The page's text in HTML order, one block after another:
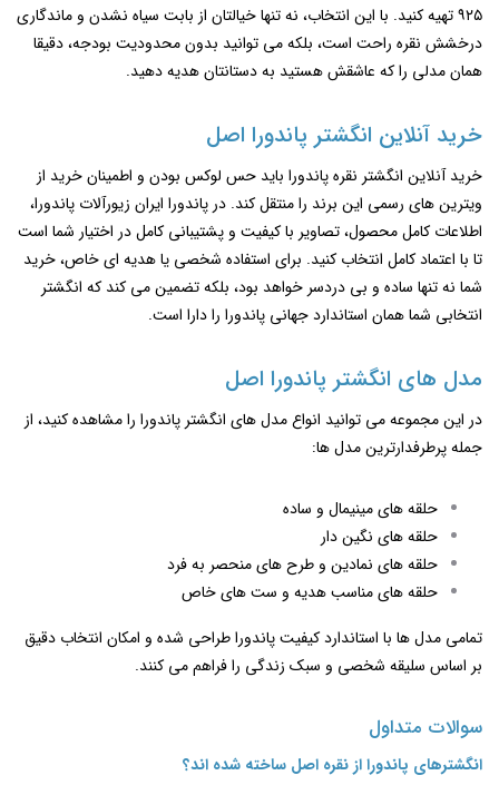
۹۲۵ تهیه کنید. با این انتخاب، نه‌ تنها خیالتان از بابت سیاه نشدن و ماندگاری
درخشش نقره راحت است، بلکه می‌ توانید بدون محدودیت بودجه، دقیقا
همان مدلی را که عاشقش هستید به دستانتان هدیه دهید.
خرید آنلاین انگشتر پاندورا اصل
خرید آنلاین انگشتر نقره پاندورا باید حس لوکس بودن و اطمینان خرید از
ویترین ‌های رسمی این برند را منتقل کند. در پاندورا ایران زیورآلات پاندورا،
اطلاعات کامل محصول، تصاویر با کیفیت و پشتیبانی کامل در اختیار شما است
تا با اعتماد کامل انتخاب کنید. برای استفاده شخصی یا هدیه‌ ای خاص، خرید
شما نه تنها ساده و بی ‌دردسر خواهد بود، بلکه تضمین می ‌کند که انگشتر
انتخابی شما همان استاندارد جهانی پاندورا را دارا است.
مدل‌ های انگشتر پاندورا اصل
در این مجموعه می ‌توانید انواع مدل‌ های انگشتر پاندورا را مشاهده کنید، از
جمله پرطرفدارترین مدل ها:
حلقه ‌های مینیمال و ساده
حلقه‌ های نگین‌ دار
حلقه های نمادین و طرح های منحصر به فرد
حلقه ‌های مناسب هدیه و ست‌ های خاص
تمامی مدل ‌ها با استاندارد کیفیت پاندورا طراحی شده و امکان انتخاب دقیق
بر اساس سلیقه شخصی و سبک زندگی را فراهم می‌ کنند.
سوالات متداول
انگشترهای پاندورا از نقره اصل ساخته شده ‌اند؟